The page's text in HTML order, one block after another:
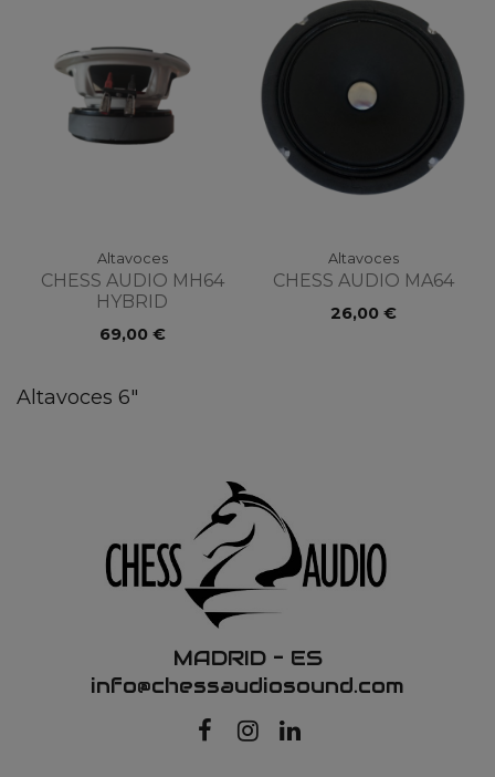
Altavoces
CHESS AUDIO MH64
HYBRID
69,00 €
Altavoces
CHESS AUDIO MA64
26,00 €
Altavoces 6"
MADRID – ES
info@chessaudiosound.com